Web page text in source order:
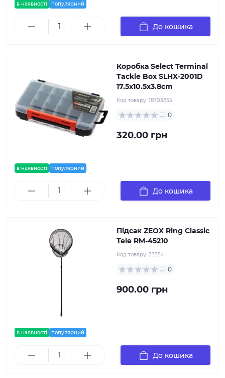
в наявності популярний
До кошика
в наявності популярний
Коробка Select Terminal
Tackle Box SLHX-2001D
17.5х10.5х3.8cm
Код товару: 18703855
0
320.00 грн
До кошика
в наявності популярний
Підсак ZEOX Ring Classic
Tele RM-45210
Код товару: 33354
0
900.00 грн
До кошика